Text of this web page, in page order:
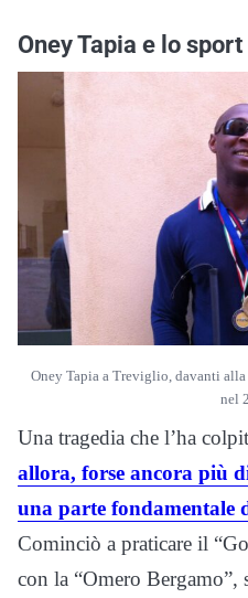
Oney Tapia e lo sport
Oney Tapia a Treviglio, davanti
nel
Una tragedia che l’ha
allora, forse ancora più
una parte fondamentale
Cominciò a praticare il
con la “Omero Bergamo”,